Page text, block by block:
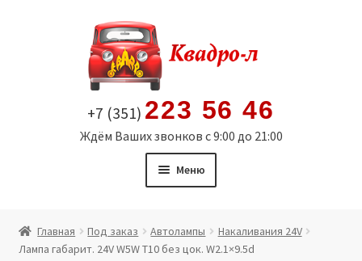
содержимому
+7 (351) 223 56 46
Ждём Ваших звонков с 9:00 до 21:00
Меню
Витрина
Главная Под заказ Автолампы
Накаливания 24V
Лампа габарит. 24V W5W T10 без цок. W2.1×9.5d